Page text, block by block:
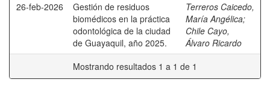
26-feb-2026
Gestión de residuos
biomédicos en la práctica
odontológica de la ciudad
de Guayaquil, año 2025.
Terreros Caicedo,
María Angélica;
Chile Cayo,
Álvaro Ricardo
Mostrando resultados 1 a 1 de 1